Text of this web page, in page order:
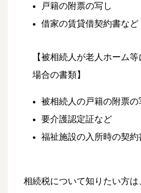
戸籍の附票の写し
借家の賃貸借契約書など
【被相続人が老人ホーム
場合の書類】
被相続人の戸籍の附票の
要介護認定証など
福祉施設の入所時の契
相続税について知りたい方